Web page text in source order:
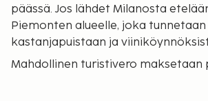
päässä. Jos lähdet Milanosta
Piemonten alueelle, joka tunnetaan
kastanjapuistaan ja
Mahdollinen turistivero maksetaan